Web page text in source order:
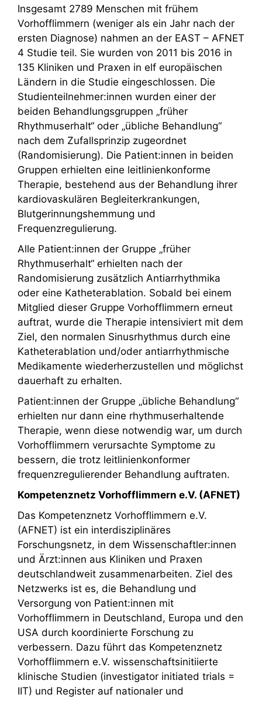
Insgesamt 2789 Menschen mit frühem
Vorhofflimmern (weniger als ein Jahr nach der
ersten Diagnose) nahmen an der EAST – AFNET
4 Studie teil. Sie wurden von 2011 bis 2016 in
135 Kliniken und Praxen in elf europäischen
Ländern in die Studie eingeschlossen. Die
Studienteilnehmer:innen wurden einer der
beiden Behandlungsgruppen „früher
Rhythmuserhalt“ oder „übliche Behandlung“
nach dem Zufallsprinzip zugeordnet
(Randomisierung). Die Patient:innen in beiden
Gruppen erhielten eine leitlinienkonforme
Therapie, bestehend aus der Behandlung ihrer
kardiovaskulären Begleiterkrankungen,
Blutgerinnungshemmung und
Frequenzregulierung.
Alle Patient:innen der Gruppe „früher
Rhythmuserhalt“ erhielten nach der
Randomisierung zusätzlich Antiarrhythmika
oder eine Katheterablation. Sobald bei einem
Mitglied dieser Gruppe Vorhofflimmern erneut
auftrat, wurde die Therapie intensiviert mit dem
Ziel, den normalen Sinusrhythmus durch eine
Katheterablation und/oder antiarrhythmische
Medikamente wiederherzustellen und möglichst
dauerhaft zu erhalten.
Patient:innen der Gruppe „übliche Behandlung“
erhielten nur dann eine rhythmuserhaltende
Therapie, wenn diese notwendig war, um durch
Vorhofflimmern verursachte Symptome zu
bessern, die trotz leitlinienkonformer
frequenzregulierender Behandlung auftraten.
Kompetenznetz Vorhofflimmern e.V. (AFNET)
Das Kompetenznetz Vorhofflimmern e.V.
(AFNET) ist ein interdisziplinäres
Forschungsnetz, in dem Wissenschaftler:innen
und Ärzt:innen aus Kliniken und Praxen
deutschlandweit zusammenarbeiten. Ziel des
Netzwerks ist es, die Behandlung und
Versorgung von Patient:innen mit
Vorhofflimmern in Deutschland, Europa und den
USA durch koordinierte Forschung zu
verbessern. Dazu führt das Kompetenznetz
Vorhofflimmern e.V. wissenschaftsinitiierte
klinische Studien (investigator initiated trials =
IIT) und Register auf nationaler und